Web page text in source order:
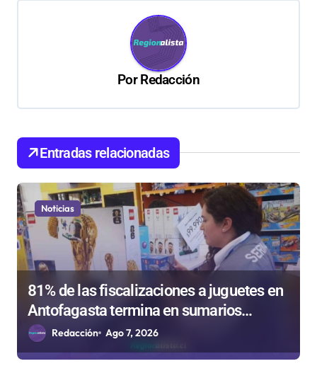
ó
e
e
n
t
r
PorRedacción
Entradas relacionadas
Noticias
81% de las fiscalizaciones a juguetes en
Antofagasta termina en sumarios
sanitarios
Redacción Ago 7, 2026